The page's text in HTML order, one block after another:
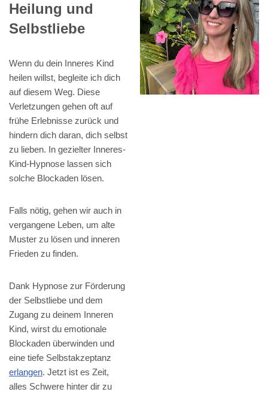
Heilung und
Selbstliebe
Wenn du dein Inneres Kind
heilen willst, begleite ich dich
auf diesem Weg. Diese
Verletzungen gehen oft auf
frühe Erlebnisse zurück und
hindern dich daran, dich selbst
zu lieben. In gezielter Inneres-
Kind-Hypnose lassen sich
solche Blockaden lösen.
Falls nötig, gehen wir auch in
vergangene Leben, um alte
Muster zu lösen und inneren
Frieden zu finden.
Dank Hypnose zur Förderung
der Selbstliebe und dem
Zugang zu deinem Inneren
Kind, wirst du emotionale
Blockaden überwinden und
eine tiefe Selbstakzeptanz
erlangen. Jetzt ist es Zeit,
alles Schwere hinter dir zu